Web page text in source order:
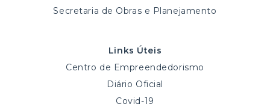
Secretaria de Obras e Planejamento
Links Úteis
Centro de Empreendedorismo
Diário Oficial
Covid-19